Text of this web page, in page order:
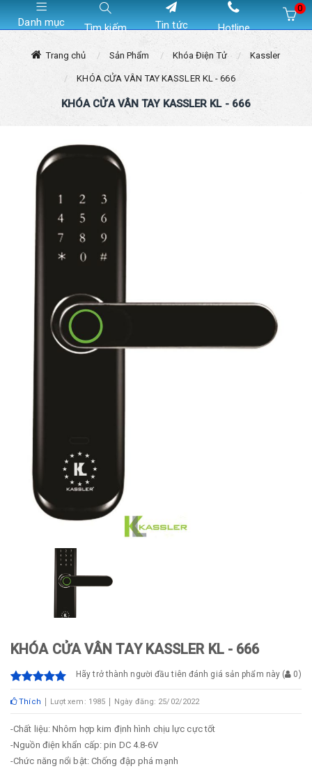
Danh mục Tìm kiếm Tin tức Hotline
0
Trang chủ Sản Phẩm Khóa Điện Tử Kassler
KHÓA CỬA VÂN TAY KASSLER KL - 666
KHÓA CỬA VÂN TAY KASSLER KL - 666
KHÓA CỬA VÂN TAY KASSLER KL - 666
Hãy trở thành người đầu tiên đánh giá sản phẩm này ( 0)
Thích Lượt xem: 1985 Ngày đăng: 25/02/2022
-Chất liệu: Nhôm hợp kim định hình chịu lực cực tốt
-Nguồn điện khẩn cấp: pin DC 4.8-6V
-Chức năng nổi bật: Chống đập phá mạnh